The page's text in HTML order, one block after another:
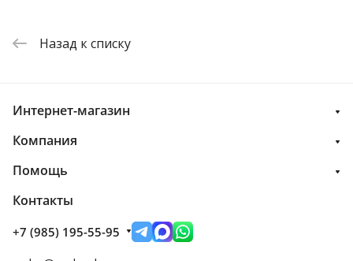
Назад к списку
Интернет-магазин
Компания
Помощь
Контакты
+7 (985) 195-55-95